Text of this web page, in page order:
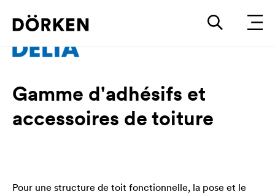
Gamme d'adhésifs et
accessoires de toiture
Pour une structure de toit fonctionnelle, la pose et le